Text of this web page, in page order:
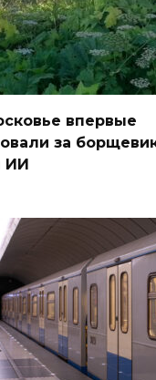
впервые
за
ИИ